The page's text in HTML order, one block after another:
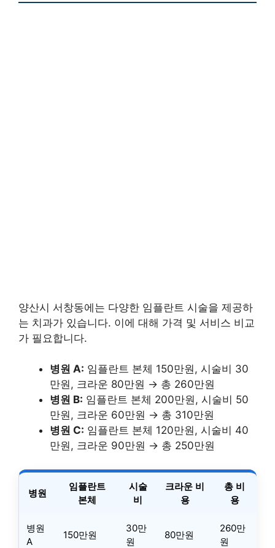
양산시 서창동에는 다양한 임플란트 시술을 제공하
는 치과가 있습니다. 이에 대해 가격 및 서비스 비교
가 필요합니다.
병원 A: 임플란트 본체 150만원, 시술비 30
만원, 크라운 80만원 → 총 260만원
병원 B: 임플란트 본체 200만원, 시술비 50
만원, 크라운 60만원 → 총 310만원
병원 C: 임플란트 본체 120만원, 시술비 40
만원, 크라운 90만원 → 총 250만원
병원
임플란트
본체
시술
비
크라운 비
용
총 비
용
병원
A
150만원
30만
원
80만원
260만
원